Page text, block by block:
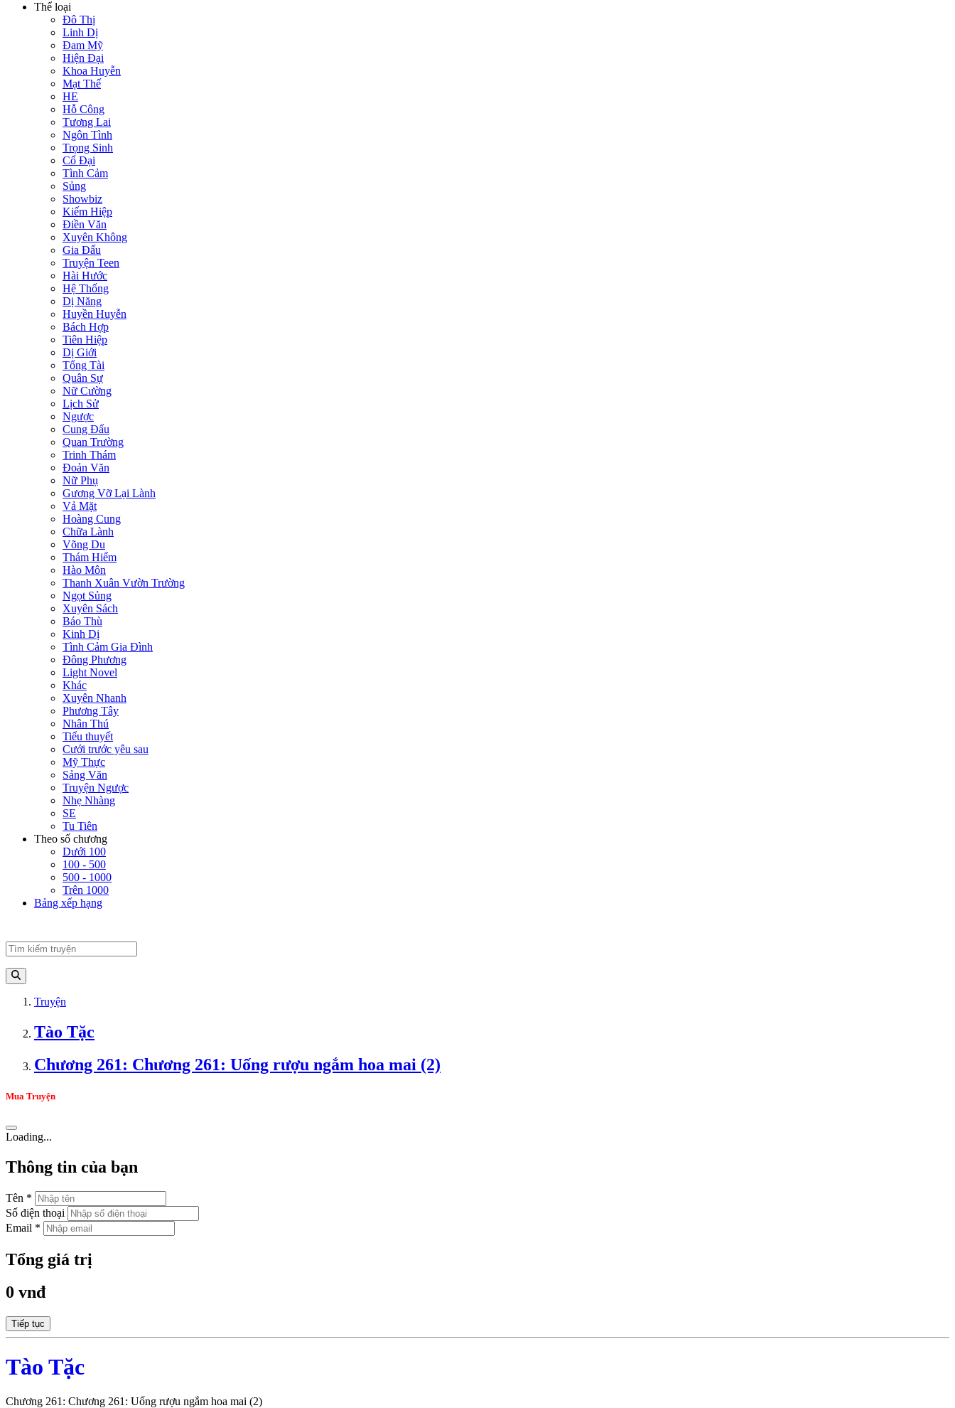
Thể loại
Đô Thị
Linh Dị
Đam Mỹ
Hiện Đại
Khoa Huyễn
Mạt Thế
HE
Hỗ Công
Tương Lai
Ngôn Tình
Trọng Sinh
Cổ Đại
Tình Cảm
Sủng
Showbiz
Kiếm Hiệp
Điền Văn
Xuyên Không
Gia Đấu
Truyện Teen
Hài Hước
Hệ Thống
Dị Năng
Huyền Huyễn
Bách Hợp
Tiên Hiệp
Dị Giới
Tổng Tài
Quân Sự
Nữ Cường
Lịch Sử
Ngược
Cung Đấu
Quan Trường
Trinh Thám
Đoản Văn
Nữ Phụ
Gương Vỡ Lại Lành
Vả Mặt
Hoàng Cung
Chữa Lành
Võng Du
Thám Hiểm
Hào Môn
Thanh Xuân Vườn Trường
Ngọt Sủng
Xuyên Sách
Báo Thù
Kinh Dị
Tình Cảm Gia Đình
Đông Phương
Light Novel
Khác
Xuyên Nhanh
Phương Tây
Nhân Thú
Tiểu thuyết
Cưới trước yêu sau
Mỹ Thực
Sảng Văn
Truyện Ngược
Nhẹ Nhàng
SE
Tu Tiên
Theo số chương
Dưới 100
100 - 500
500 - 1000
Trên 1000
Bảng xếp hạng
Truyện
Tào Tặc
Chương 261: Chương 261: Uống rượu ngắm hoa mai (2)
Mua Truyện
Loading...
Thông tin của bạn
Tên *
Số điện thoại
Email *
Tổng giá trị
0 vnđ
Tiếp tục
Tào Tặc
Chương 261: Chương 261: Uống rượu ngắm hoa mai (2)